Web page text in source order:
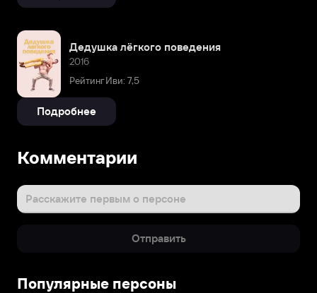
Дедушка лёгкого поведения
2016
Рейтинг Иви: 7,5
Подробнее
Комментарии
Расскажите первым о персоне
Отправить
Популярные персоны